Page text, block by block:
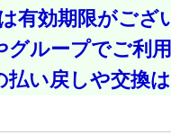
有効期限がござ
グループでご利
い戻しや交換